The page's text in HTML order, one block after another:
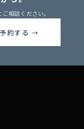
相談ください。
約する →